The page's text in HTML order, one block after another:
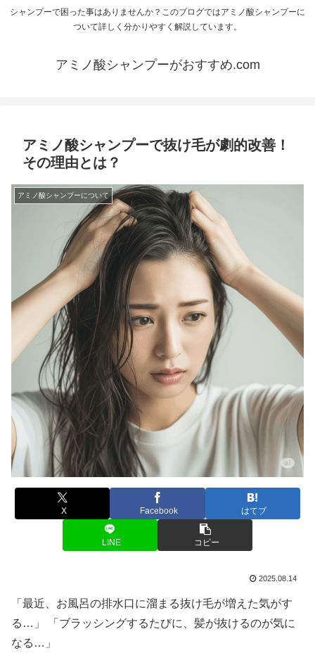
シャンプーで困った事はありませんか？このブログではアミノ酸シャンプーに
ついて詳しく分かりやすく解説しています。
アミノ酸シャンプーがおすすめ.com
アミノ酸シャンプーで抜け毛が劇的改善！
その理由とは？
アミノ酸シャンプーについて
X Facebook はてブ
LINE コピー
2025.08.14
「最近、お風呂の排水口に溜まる抜け毛が増えた気がす
る…」 「ブラッシングするたびに、髪が抜けるのが気に
なる…」